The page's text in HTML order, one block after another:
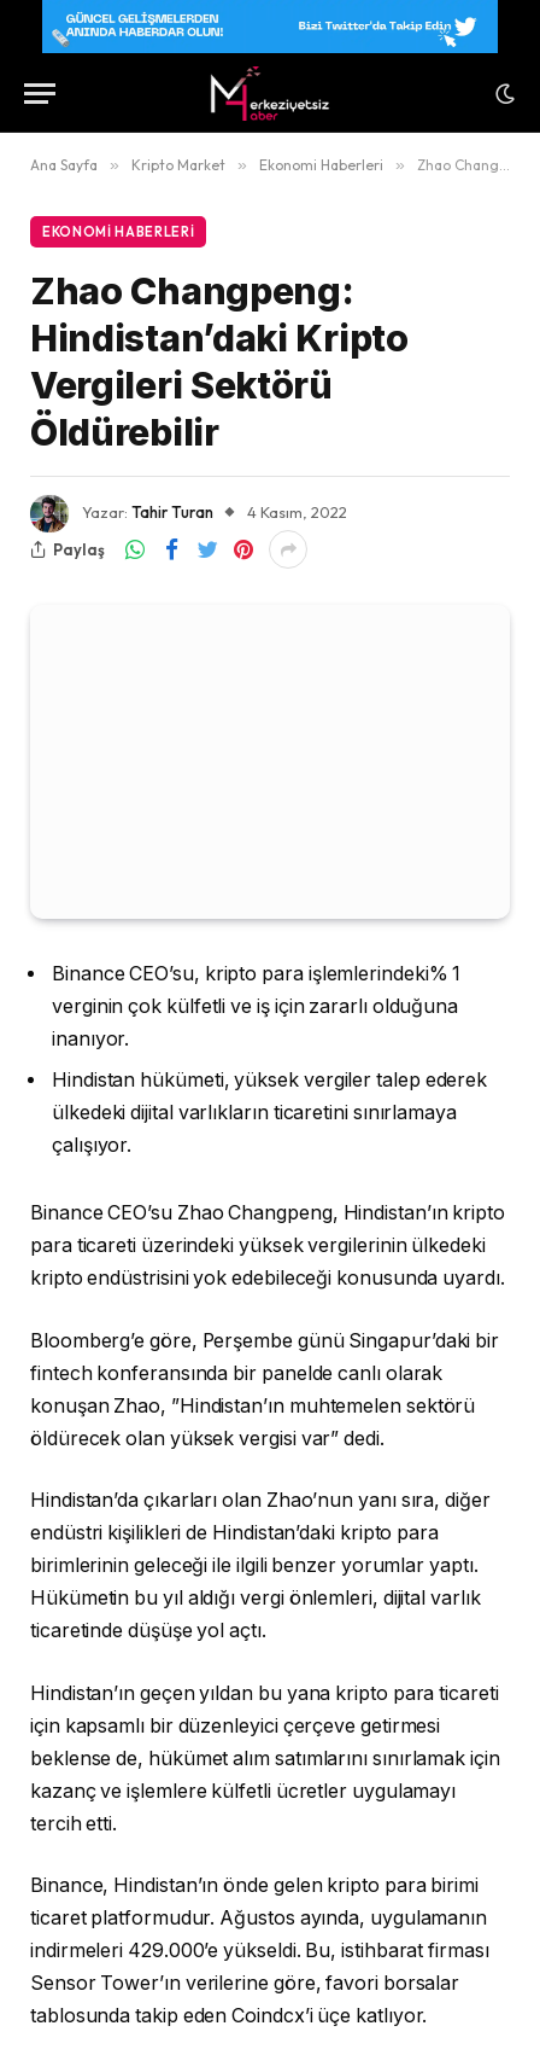
Ana Sayfa » Kripto Market » Ekonomi Haberleri » Zhao Changpeng: Hindistan’daki Kripto Vergileri Sektörü Öldürebilir
EKONOMI HABERLERI
Zhao Changpeng:
Hindistan’daki Kripto
Vergileri Sektörü
Öldürebilir
Yazar: Tahir Turan
4 Kasım, 2022
Paylaş
Binance CEO’su, kripto para işlemlerindeki% 1
verginin çok külfetli ve iş için zararlı olduğuna
inanıyor.
Hindistan hükümeti, yüksek vergiler talep ederek
ülkedeki dijital varlıkların ticaretini sınırlamaya
çalışıyor.
Binance CEO’su Zhao Changpeng, Hindistan’ın kripto
para ticareti üzerindeki yüksek vergilerinin ülkedeki
kripto endüstrisini yok edebileceği konusunda uyardı.
Bloomberg’e göre, Perşembe günü Singapur’daki bir
fintech konferansında bir panelde canlı olarak
konuşan Zhao, ”Hindistan’ın muhtemelen sektörü
öldürecek olan yüksek vergisi var” dedi.
Hindistan’da çıkarları olan Zhao’nun yanı sıra, diğer
endüstri kişilikleri de Hindistan’daki kripto para
birimlerinin geleceği ile ilgili benzer yorumlar yaptı.
Hükümetin bu yıl aldığı vergi önlemleri, dijital varlık
ticaretinde düşüşe yol açtı.
Hindistan’ın geçen yıldan bu yana kripto para ticareti
için kapsamlı bir düzenleyici çerçeve getirmesi
beklense de, hükümet alım satımlarını sınırlamak için
kazanç ve işlemlere külfetli ücretler uygulamayı
tercih etti.
Binance, Hindistan’ın önde gelen kripto para birimi
ticaret platformudur. Ağustos ayında, uygulamanın
indirmeleri 429.000’e yükseldi. Bu, istihbarat firması
Sensor Tower’ın verilerine göre, favori borsalar
tablosunda takip eden Coindcx’i üçe katlıyor.